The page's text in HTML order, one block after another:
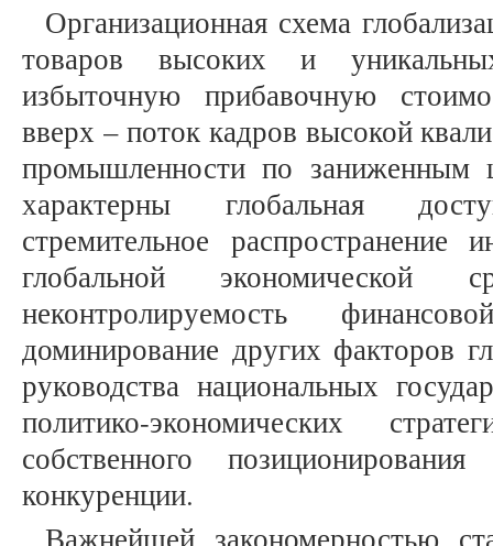
Организационная схема
товаров высоких и
избыточную прибавочную
вверх – поток кадров высокой
промышленности по заниженным
характерны глобальная
стремительное
глобальной экономической
неконтролируемость
доминирование других факторов
руководства национальных
политико-экономических
собственного
конкуренции.